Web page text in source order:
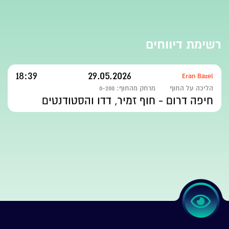
רשימת דיווחים
Eran Bazel
29.05.2026
18:39
הליכה על החוף מרחק מהחוף: 0-200
חיפה דרום - חוף זמיר, דדו והסטודנטים